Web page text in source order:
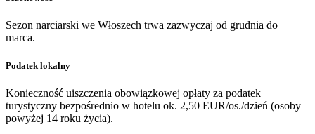
Sezon narciarski we Włoszech trwa zazwyczaj od grudnia do
marca.
Podatek lokalny
Konieczność uiszczenia obowiązkowej opłaty za podatek
turystyczny bezpośrednio w hotelu ok. 2,50 EUR/os./dzień (osoby
powyżej 14 roku życia).